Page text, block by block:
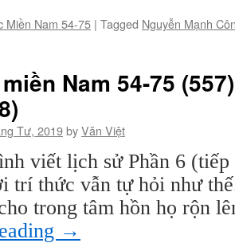
Miền Nam 54-75 | Tagged Nguyễn Mạnh
Nam 54-75
Tư, 2019byVăn Việt
viết lịch sử Phần 6
trí thức vẫn tự hỏi như
trong tâm hồn họ rộn
→